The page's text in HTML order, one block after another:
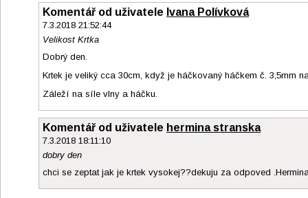
Komentář od uživatele Ivana Polívková
7.3.2018 21:52:44
Velikost Krtka
Dobrý den.
Krtek je veliký cca 30cm, když je háčkovaný háčkem č. 3,5mm
Záleží na síle vlny a háčku.
Komentář od uživatele hermina stranska
7.3.2018 18:11:10
dobry den
chci se zeptat jak je krtek vysokej??dekuju za odpoved